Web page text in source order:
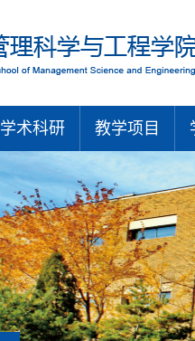
学术科研 教学项目